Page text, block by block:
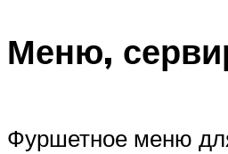
Меню,
Фуршетное меню